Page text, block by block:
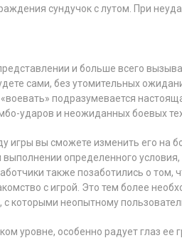
сундучок с лутом. При
и больше всего
сами, без утомительных
подразумевается
ударов и неожиданных боевых
игры вы сможете изменить его на
определенного
также позаботились о том,
с игрой. Это тем более
которыми неопытному
уровне, особенно радует глаз